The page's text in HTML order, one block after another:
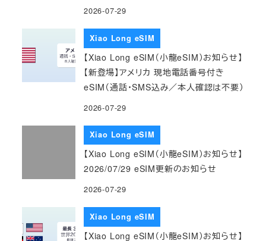
2026-07-29
Xiao Long eSIM
【Xiao Long eSIM（小龍eSIM）お知らせ】
【新登場】アメリカ 現地電話番号付き
eSIM（通話・SMS込み／本人確認は不要）
2026-07-29
Xiao Long eSIM
【Xiao Long eSIM（小龍eSIM）お知らせ】
2026/07/29 eSIM更新のお知らせ
2026-07-29
Xiao Long eSIM
【Xiao Long eSIM（小龍eSIM）お知らせ】